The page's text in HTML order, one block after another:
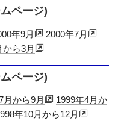
ページ)
年9月
2000年7月
から3月
ページ)
月から9月
1999年4月か
年10月から12月